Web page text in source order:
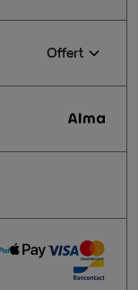
Offert